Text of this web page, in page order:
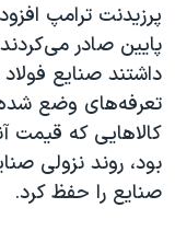
پرزیدنت ترامپ
داشتند صنایع
تعرفه‌های وضع شده
کالاهایی که قیمت
بود، روند نزولی
صنایع را حفظ کرد.